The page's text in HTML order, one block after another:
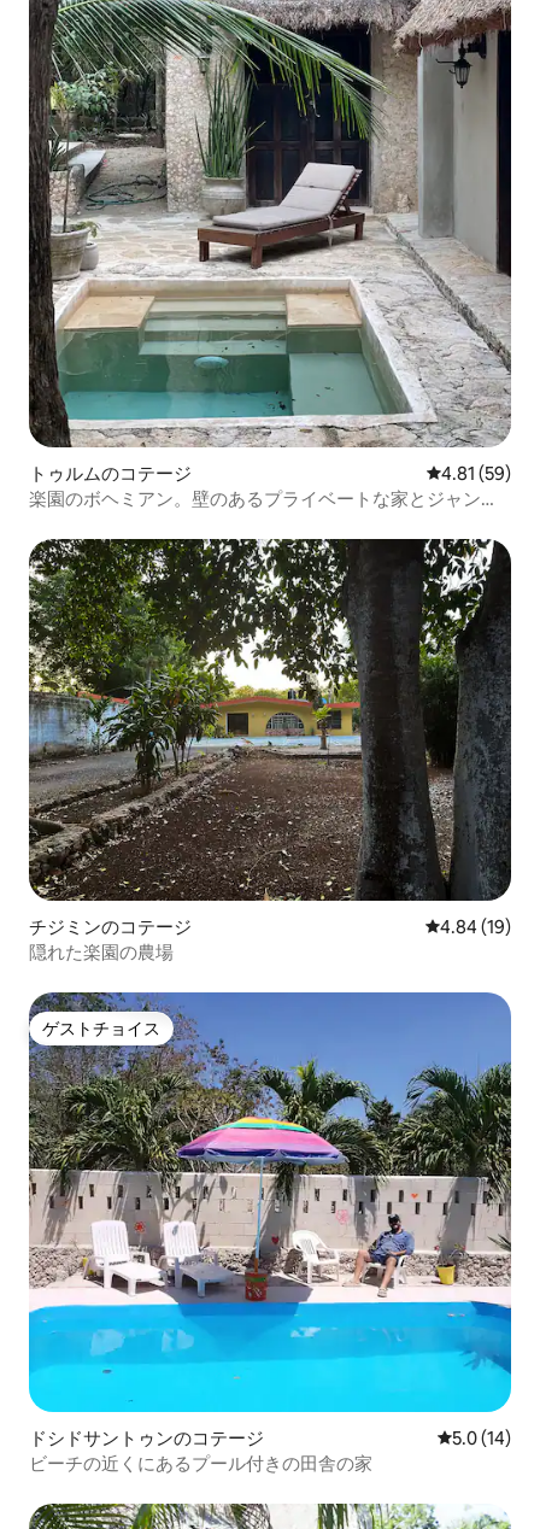
トゥルムのコテージ レビュー59
4.81 (59)
楽園のボヘミアン。壁のあるプライベートな家とジャング
チジミンのコテージ レビュー19
4.84 (19)
隠れた楽園の農場
ゲストチョイス
ゲストチョイス
ドシドサントゥンのコテージ レビュー14
5.0 (14)
ビーチの近くにあるプール付きの田舎の家